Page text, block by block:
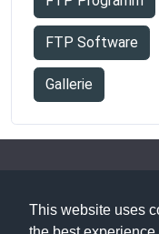
This website uses
FTP Software
Gallerie
Glossar Kontakt